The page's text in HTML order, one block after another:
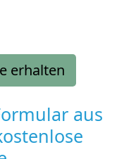
erhalten
aus